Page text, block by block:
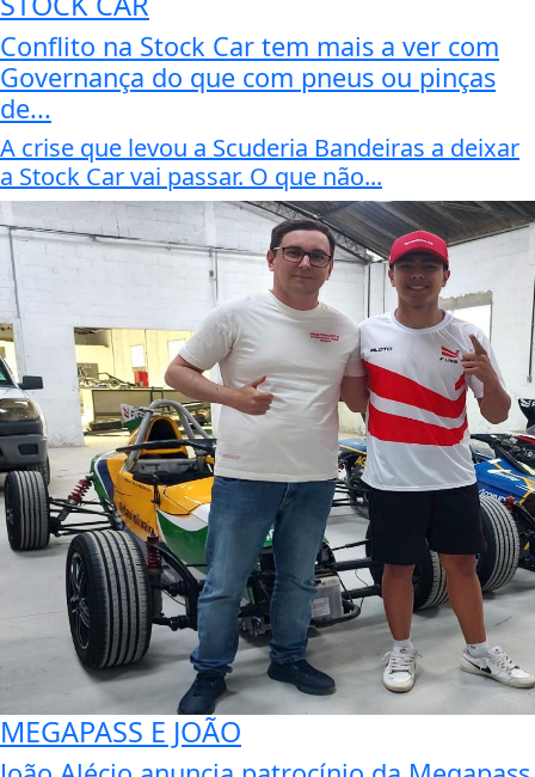
Conflito na Stock Car tem mais a ver com
Governança do que com pneus ou pinças
de...
A crise que levou a Scuderia Bandeiras a deixar
a Stock Car vai passar. O que não...
MEGAPASS E JOÃO